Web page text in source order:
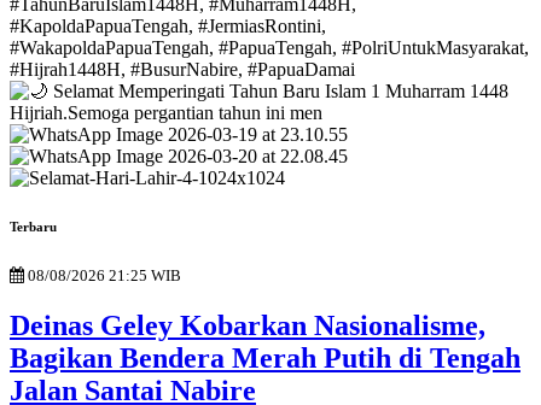
Terbaru
08/08/2026 21:25 WIB
Deinas Geley Kobarkan Nasionalisme,
Bagikan Bendera Merah Putih di Tengah
Jalan Santai Nabire